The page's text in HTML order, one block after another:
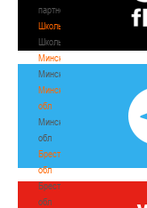
партнеры
Школы
Школы
Минск
Минск
Минская
обл
Минская
обл
Брестская
обл
Брестская
обл